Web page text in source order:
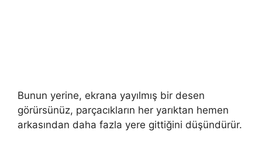
Bunun yerine, ekrana yayılmış bir desen
görürsünüz, parçacıkların her yarıktan hemen
arkasından daha fazla yere gittiğini düşündürür.